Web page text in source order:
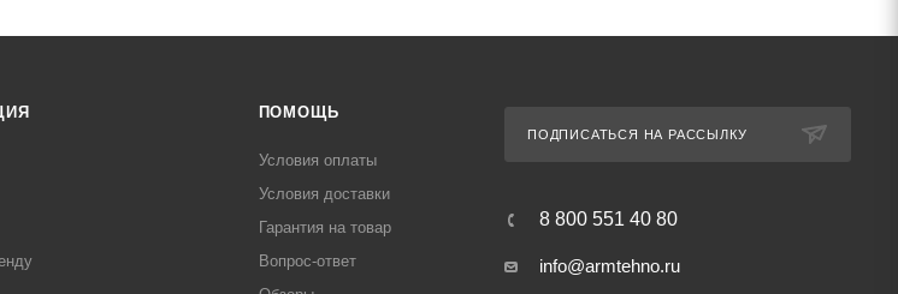
ПОМОЩЬ
Условия оплаты
Условия доставки
Гарантия на товар
Вопрос-ответ
ПОДПИСАТЬСЯ НА РАССЫЛКУ
8 800 551 40 80
info@armtehno.ru